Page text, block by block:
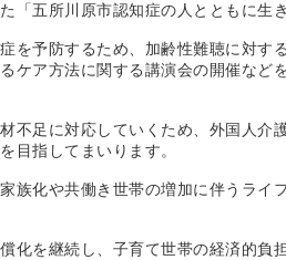
「五所川原市認知症の人とともに生
を予防するため、加齢性難聴に対す
ケア方法に関する講演会の開催な
足に対応していくため、外国人介
目指してまいります。
族化や共働き世帯の増加に伴うライ
を継続し、子育て世帯の経済的負